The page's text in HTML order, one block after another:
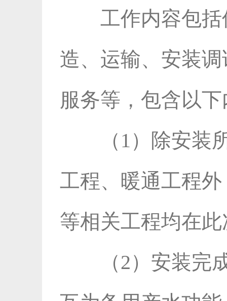
工作内容包
造、运输、安装
服务等，包含以
（1）除安
工程、暖通工程
等相关工程均在
（2）安装